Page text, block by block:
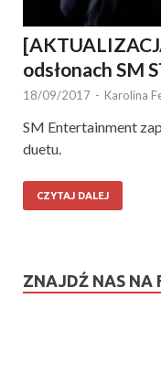
odsłonach SM
18/09/2017 - Karolina
SM Entertainment
duetu.
CZYTAJ DALEJ
ZNAJDŹ NAS NA